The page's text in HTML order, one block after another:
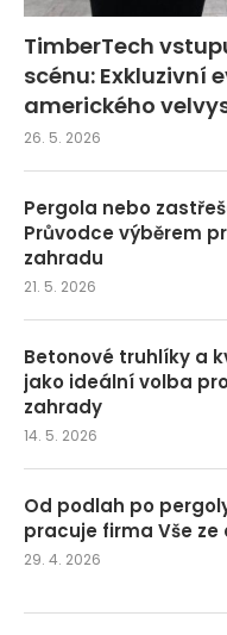
TimberTech
scénu: Exkluzivní
amerického
26. 5. 2026
Pergola nebo
Průvodce výběrem
zahradu
21. 5. 2026
Betonové truhlíky a
jako ideální volba
zahrady
14. 5. 2026
Od podlah po
pracuje firma Vše ze
29. 4. 2026